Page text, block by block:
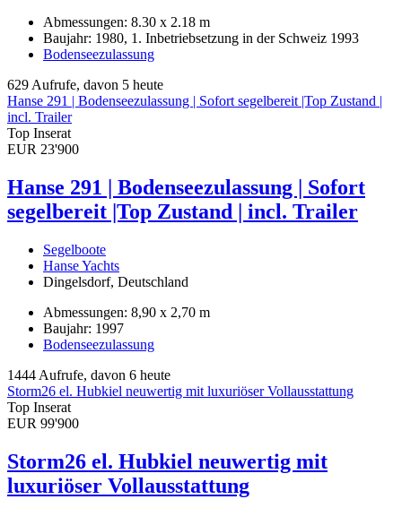
Abmessungen: 8.30 x 2.18 m
Baujahr: 1980, 1. Inbetriebsetzung in der Schweiz 1993
Bodenseezulassung
629 Aufrufe, davon 5 heute
Hanse 291 | Bodenseezulassung | Sofort segelbereit |Top Zustand |
incl. Trailer
Top Inserat
EUR 23'900
Hanse 291 | Bodenseezulassung | Sofort
segelbereit |Top Zustand | incl. Trailer
Segelboote
Hanse Yachts
Dingelsdorf, Deutschland
Abmessungen: 8,90 x 2,70 m
Baujahr: 1997
Bodenseezulassung
1444 Aufrufe, davon 6 heute
Storm26 el. Hubkiel neuwertig mit luxuriöser Vollausstattung
Top Inserat
EUR 99'900
Storm26 el. Hubkiel neuwertig mit
luxuriöser Vollausstattung